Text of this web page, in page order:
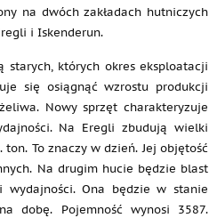
na dwóch zakładach hutniczych
i Iskenderun.
starych, których okres eksploatacji
się osiągnąć wzrostu produkcji
Nowy sprzęt charakteryzuje
Na Eregli zbudują wielki
To znaczy w dzień. Jej objętość
Na drugim hucie będzie blast
Ona będzie w stanie
dobę. Pojemność wynosi 3587.